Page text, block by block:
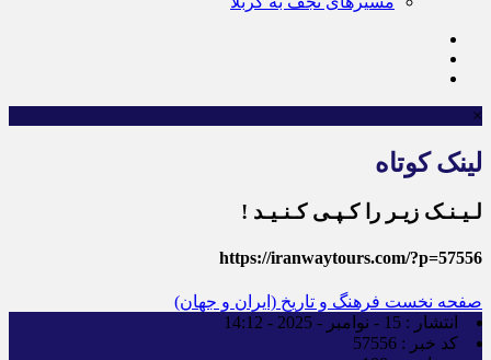
×
لینک کوتاه
لـیـنـک زیـر را کـپـی کـنـیـد !
https://iranwaytours.com/?p=57556
صفحه نخست فرهنگ و تاریخ (ایران و جهان)
انتشار : 15 - نوامبر - 2025 - 14:12
کد خبر : 57556